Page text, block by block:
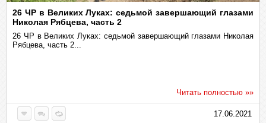
26 ЧР в Великих Луках: седьмой завершающий глазами
Николая Рябцева, часть 2
26 ЧР в Великих Луках: седьмой завершающий глазами Николая
Рябцева, часть 2...
Читать полностью »»
17.06.2021